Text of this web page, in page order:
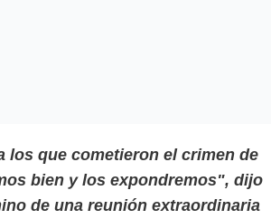
los que cometieron el crimen de
bien y los expondremos", dijo
de una reunión extraordinaria